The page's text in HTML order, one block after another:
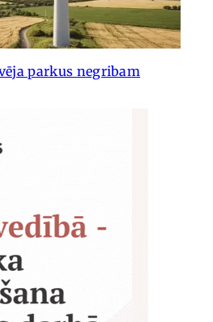
parkus negribam